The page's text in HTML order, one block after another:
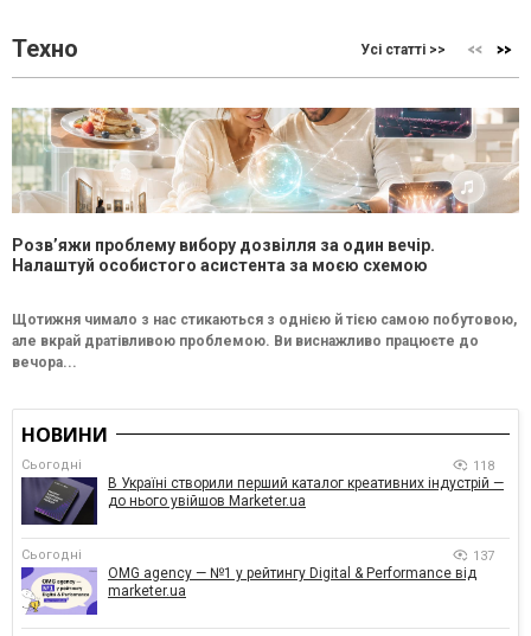
Техно Усі статті >>
Розв’яжи проблему вибору дозвілля за один вечір.
Налаштуй особистого асистента за моєю схемою
Щотижня чимало з нас стикаються з однією й тією самою побутовою,
але вкрай дратівливою проблемою. Ви виснажливо працюєте до
вечора...
НОВИНИ
Сьогодні 118
В Україні створили перший каталог креативних індустрій —
до нього увійшов Marketer.ua
Сьогодні 137
OMG agency — №1 у рейтингу Digital & Performance від
marketer.ua